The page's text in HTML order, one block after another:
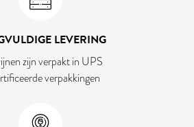
LEVERING
zijn verpakt in UPS
verpakkingen